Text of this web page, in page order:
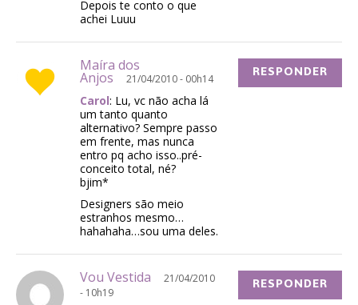
Depois te conto o que
achei Luuu
Maíra dos
Anjos 21/04/2010 - 00h14
Carol: Lu, vc não acha lá
um tanto quanto
alternativo? Sempre passo
em frente, mas nunca
entro pq acho isso..pré-
conceito total, né?
bjim*
Designers são meio
estranhos mesmo…
hahahaha…sou uma deles.
RESPONDER
Vou Vestida
21/04/2010
- 10h19
RESPONDER